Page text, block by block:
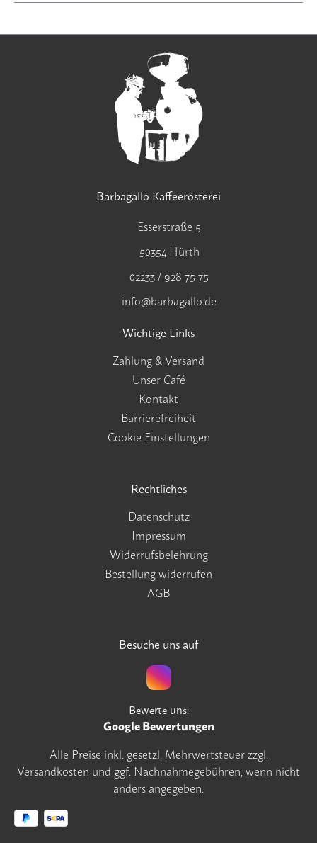
Barbagallo Kaffeerösterei
Esserstraße 5
50354 Hürth
02233 / 928 75 75
info@barbagallo.de
Wichtige Links
Zahlung & Versand
Unser Café
Kontakt
Barrierefreiheit
Cookie Einstellungen
Rechtliches
Datenschutz
Impressum
Widerrufsbelehrung
Bestellung widerrufen
AGB
Besuche uns auf
Bewerte uns:
Google Bewertungen
Alle Preise inkl. gesetzl. Mehrwertsteuer zzgl.
Versandkosten und ggf. Nachnahmegebühren, wenn nicht
anders angegeben.